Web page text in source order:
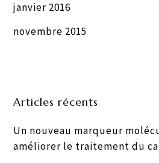
janvier 2016
novembre 2015
Articles récents
Un nouveau marqueur
améliorer le traitement du